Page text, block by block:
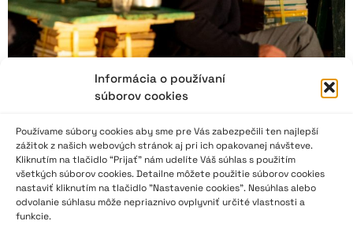
Informácia o používaní
súborov cookies
Používame súbory cookies aby sme pre Vás zabezpečili ten najlepší
zážitok z našich webových stránok aj pri ich opakovanej návšteve.
Kliknutím na tlačidlo “Prijať” nám udelíte Váš súhlas s použitím
všetkých súborov cookies. Detailne môžete použitie súborov cookies
nastaviť kliknutím na tlačidlo "Nastavenie cookies". Nesúhlas alebo
odvolanie súhlasu môže nepriaznivo ovplyvniť určité vlastnosti a
funkcie.
Čeští divadelní amatéři si patrně nedokážou představit léto bez
festivalu Jiráskův Hronov. Právě jejich zájem má zásluhu na
tom, že festival kontinuálně pokračuje už 93 let, i když
mnohdy měl namále. A stále se sem tam ozývají kritické hlasy
toužící po změně či zrušení… V každém případě, ukazuje se, že